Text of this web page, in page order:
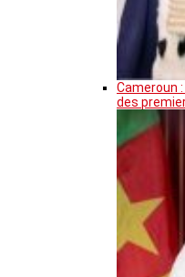
Cameroun
des